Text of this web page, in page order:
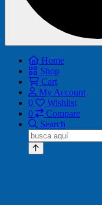
Home
Shop
Cart
My Account
0
Wishlist
0
Compare
Search
Buscar: